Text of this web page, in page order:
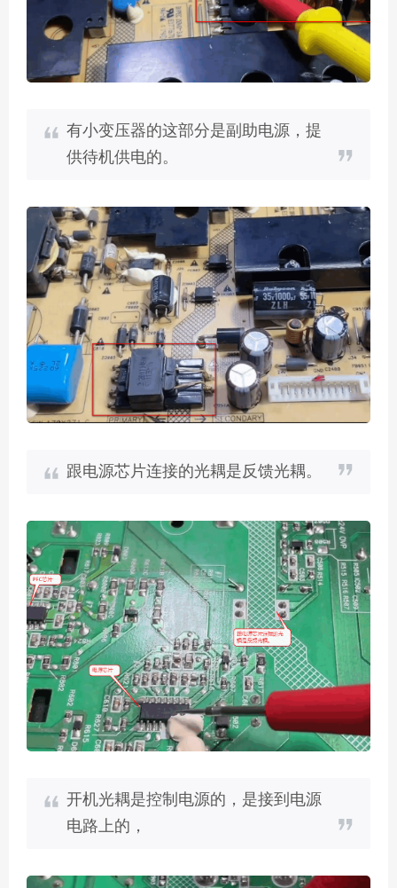
有小变压器的这部分是副助电源，提
供待机供电的。
跟电源芯片连接的光耦是反馈光耦。
开机光耦是控制电源的，是接到电源
电路上的，